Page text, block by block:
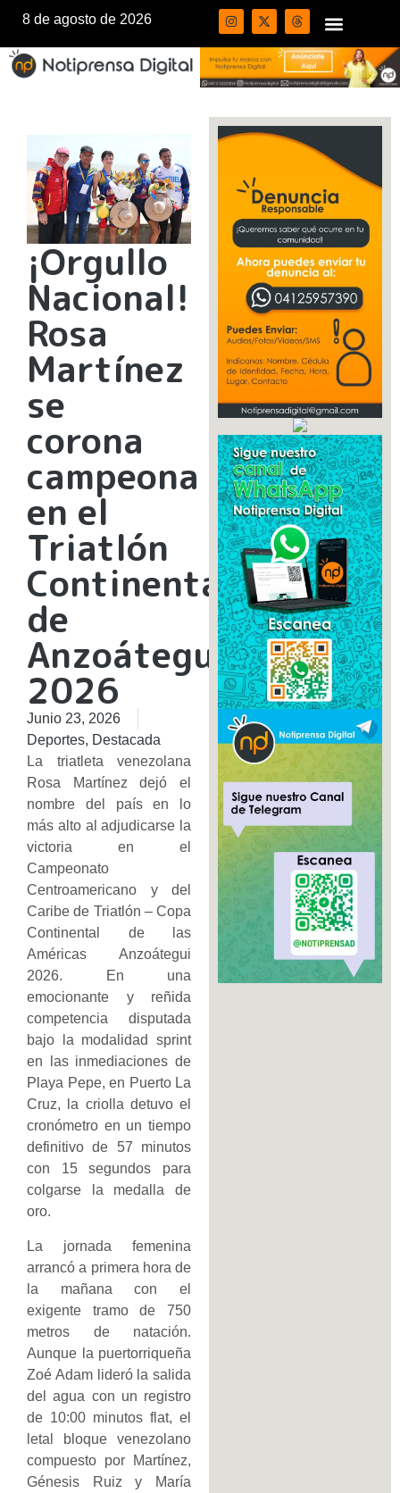
8 de agosto de 2026
¡Orgullo
Nacional!
Rosa
Martínez
se
corona
campeona
en el
Triatlón
Continental
de
Anzoátegui
2026
Junio 23, 2026
Deportes, Destacada
La triatleta venezolana
Rosa Martínez dejó el
nombre del país en lo
más alto al adjudicarse la
victoria en el
Campeonato
Centroamericano y del
Caribe de Triatlón – Copa
Continental de las
Américas Anzoátegui
2026. En una
emocionante y reñida
competencia disputada
bajo la modalidad sprint
en las inmediaciones de
Playa Pepe, en Puerto La
Cruz, la criolla detuvo el
cronómetro en un tiempo
definitivo de 57 minutos
con 15 segundos para
colgarse la medalla de
oro.
La jornada femenina
arrancó a primera hora de
la mañana con el
exigente tramo de 750
metros de natación.
Aunque la puertorriqueña
Zoé Adam lideró la salida
del agua con un registro
de 10:00 minutos flat, el
letal bloque venezolano
compuesto por Martínez,
Génesis Ruiz y María